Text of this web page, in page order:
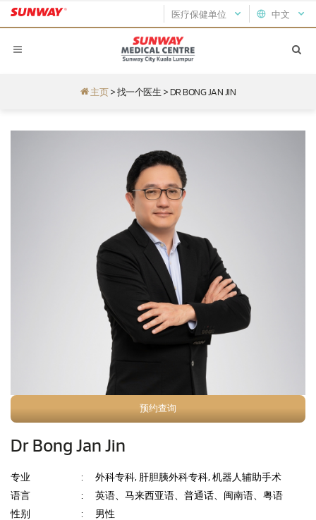
中文
医疗保健单位
主页 > 找一个医生 > DR BONG JAN JIN
预约查询
Dr Bong Jan Jin
专业 :
外科专科, 肝胆胰外科专科, 机器人辅助手术
语言
:
英语、马来西亚语、普通话、闽南语、粤语
性别
:
男性